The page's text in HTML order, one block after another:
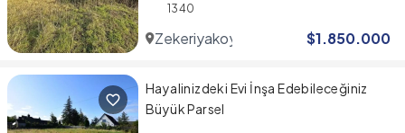
1340
Zekeriyakoy $1.850.000
Hayalinizdeki Evi İnşa Edebileceğiniz
Büyük Parsel